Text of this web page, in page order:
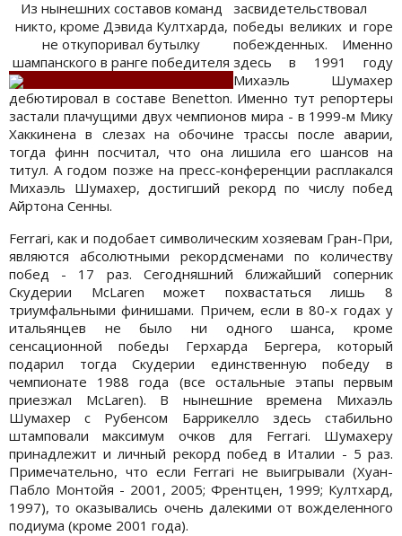
Из нынешних составов команд
никто, кроме Дэвида Култхарда,
не откупоривал бутылку
шампанского в ранге победителя
засвидетельствовал
победы великих и горе
побежденных. Именно
здесь в 1991 году
Михаэль Шумахер
дебютировал в составе Benetton. Именно тут репортеры
застали плачущими двух чемпионов мира - в 1999-м Мику
Хаккинена в слезах на обочине трассы после аварии,
тогда финн посчитал, что она лишила его шансов на
титул. А годом позже на пресс-конференции расплакался
Михаэль Шумахер, достигший рекорд по числу побед
Айртона Сенны.
Ferrari, как и подобает символическим хозяевам Гран-При,
являются абсолютными рекордсменами по количеству
побед - 17 раз. Сегодняшний ближайший соперник
Скудерии McLaren может похвастаться лишь 8
триумфальными финишами. Причем, если в 80-х годах у
итальянцев не было ни одного шанса, кроме
сенсационной победы Герхарда Бергера, который
подарил тогда Скудерии единственную победу в
чемпионате 1988 года (все остальные этапы первым
приезжал McLaren). В нынешние времена Михаэль
Шумахер с Рубенсом Баррикелло здесь стабильно
штамповали максимум очков для Ferrari. Шумахеру
принадлежит и личный рекорд побед в Италии - 5 раз.
Примечательно, что если Ferrari не выигрывали (Хуан-
Пабло Монтойя - 2001, 2005; Френтцен, 1999; Култхард,
1997), то оказывались очень далекими от вожделенного
подиума (кроме 2001 года).